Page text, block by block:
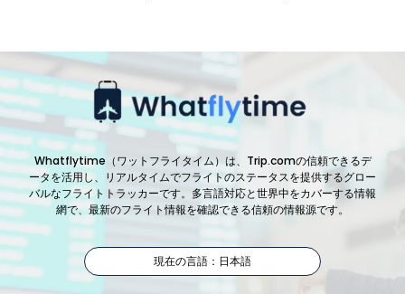
Whatflytime（ワットフライタイム）は、Trip.comの信頼できるデ
ータを活用し、リアルタイムでフライトのステータスを提供するグロー
バルなフライトトラッカーです。多言語対応と世界中をカバーする情報
網で、最新のフライト情報を確認できる信頼の情報源です。
現在の言語：日本語